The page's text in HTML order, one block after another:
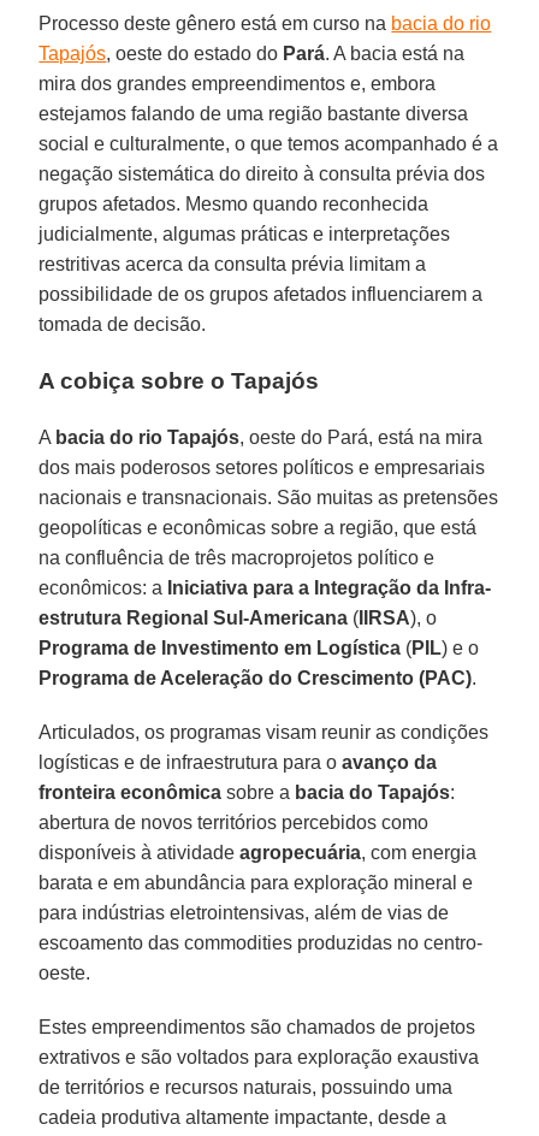
Processo deste gênero está em curso na bacia do rio
Tapajós, oeste do estado do Pará. A bacia está na
mira dos grandes empreendimentos e, embora
estejamos falando de uma região bastante diversa
social e culturalmente, o que temos acompanhado é a
negação sistemática do direito à consulta prévia dos
grupos afetados. Mesmo quando reconhecida
judicialmente, algumas práticas e interpretações
restritivas acerca da consulta prévia limitam a
possibilidade de os grupos afetados influenciarem a
tomada de decisão.
A cobiça sobre o Tapajós
A bacia do rio Tapajós, oeste do Pará, está na mira
dos mais poderosos setores políticos e empresariais
nacionais e transnacionais. São muitas as pretensões
geopolíticas e econômicas sobre a região, que está
na confluência de três macroprojetos político e
econômicos: a Iniciativa para a Integração da Infra-
estrutura Regional Sul-Americana ( IIRSA), o
Programa de Investimento em Logística (PIL) e o
Programa de Aceleração do Crescimento (PAC).
Articulados, os programas visam reunir as condições
logísticas e de infraestrutura para oavanço da
fronteira econômica sobre a bacia do Tapajós:
abertura de novos territórios percebidos como
disponíveis à atividadeagropecuária, com energia
barata e em abundância para exploração mineral e
para indústrias eletrointensivas, além de vias de
escoamento das commodities produzidas no centro-
oeste.
Estes empreendimentos são chamados de projetos
extrativos e são voltados para exploração exaustiva
de territórios e recursos naturais, possuindo uma
cadeia produtiva altamente impactante, desde a